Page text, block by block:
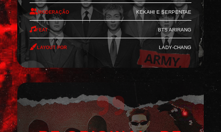
Moderação Kekahi e Serpentae
Feat BTS Arirang
Layout por Lady-Chang